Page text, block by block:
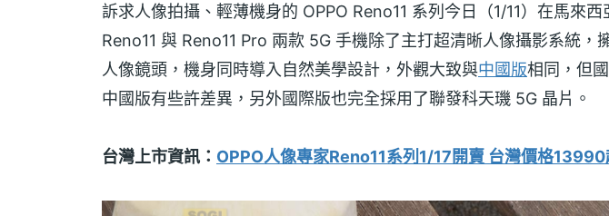
訴求人像拍攝、輕薄機身的 OPPO Reno11 系列今日（1/11）在馬來西
Reno11 與 Reno11 Pro 兩款 5G 手機除了主打超清晰人像攝影系統，
人像鏡頭，機身同時導入自然美學設計，外觀大致與中國版相同，但
中國版有些許差異，另外國際版也完全採用了聯發科天璣 5G 晶片。
台灣上市資訊： OPPO人像專家Reno11系列1/17開賣 台灣價格13990